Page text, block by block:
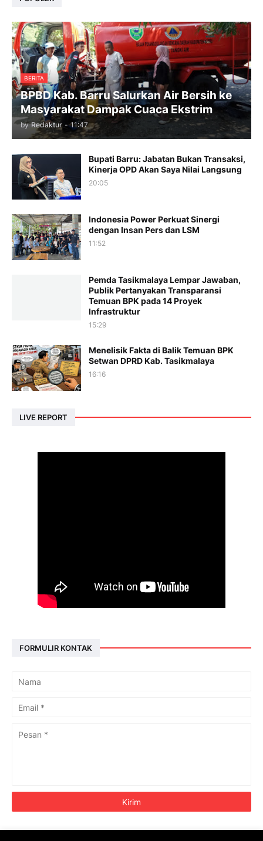
BERITA
BPBD Kab. Barru Salurkan Air Bersih ke
Masyarakat Dampak Cuaca Ekstrim
by Redaktur - 11:47
Bupati Barru: Jabatan Bukan Transaksi,
Kinerja OPD Akan Saya Nilai Langsung
20:05
Indonesia Power Perkuat Sinergi
dengan Insan Pers dan LSM
11:52
Pemda Tasikmalaya Lempar Jawaban,
Publik Pertanyakan Transparansi
Temuan BPK pada 14 Proyek
Infrastruktur
15:29
Menelisik Fakta di Balik Temuan BPK
Setwan DPRD Kab. Tasikmalaya
16:16
LIVE REPORT
FORMULIR KONTAK